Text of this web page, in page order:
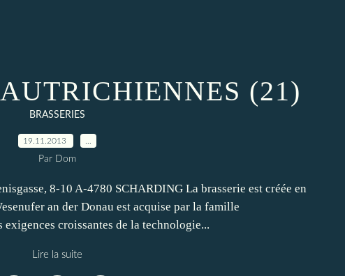
(21)
BRASSERIES
19.11.2013
Par Dom
8-10 A-4780 SCHARDING La brasserie est créée en
an der Donau est acquise par la famille
croissantes de la technologie...
Lire la suite